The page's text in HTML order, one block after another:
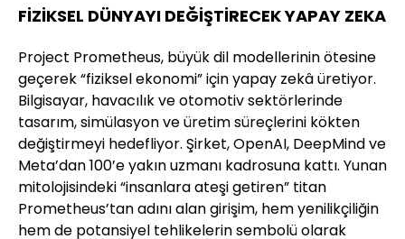
FİZİKSEL DÜNYAYI DEĞİŞTİRECEK YAPAY ZEKA
Project Prometheus, büyük dil modellerinin ötesine
geçerek “fiziksel ekonomi” için yapay zekâ üretiyor.
Bilgisayar, havacılık ve otomotiv sektörlerinde
tasarım, simülasyon ve üretim süreçlerini kökten
değiştirmeyi hedefliyor. Şirket, OpenAI, DeepMind ve
Meta’dan 100’e yakın uzmanı kadrosuna kattı. Yunan
mitolojisindeki “insanlara ateşi getiren” titan
Prometheus’tan adını alan girişim, hem yenilikçiliğin
hem de potansiyel tehlikelerin sembolü olarak